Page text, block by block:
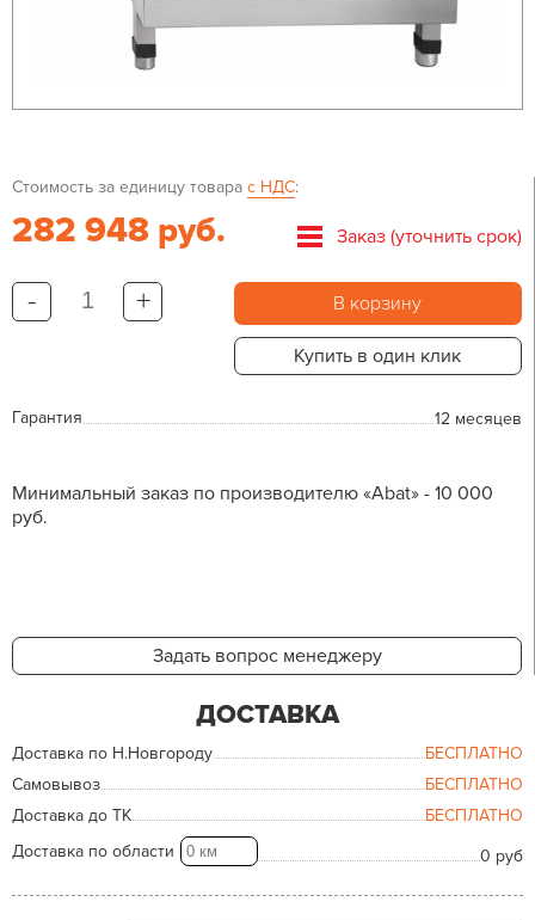
Стоимость за единицу товара с НДС:
282 948 руб. Заказ (уточнить срок)
- + В корзину
Купить в один клик
Гарантия 12 месяцев
Минимальный заказ по производителю «Abat» - 10 000
руб.
Задать вопрос менеджеру
ДОСТАВКА
Доставка по Н.Новгороду
БЕСПЛАТНО
Самовывоз
БЕСПЛАТНО
Доставка до ТК
БЕСПЛАТНО
Доставка по области
0 руб